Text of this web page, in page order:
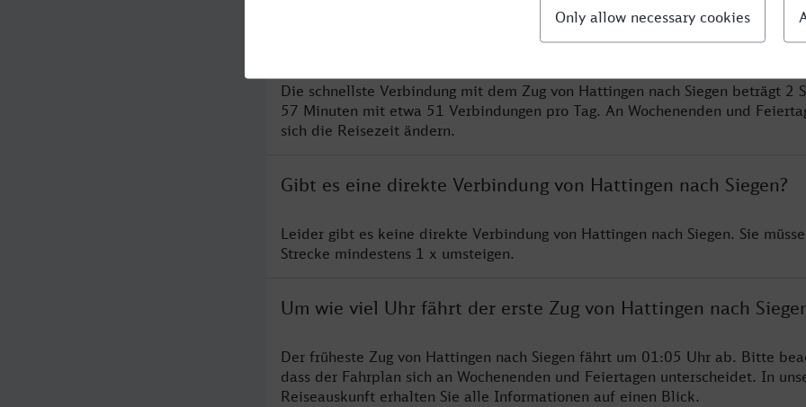
Was ist die schnellste Verbindung von Hattingen nach Siegen?
Die schnellste Verbindung mit dem Zug von Hattingen nach Siegen beträgt 2
57 Minuten mit etwa 51 Verbindungen pro Tag. An Wochenenden und
sich die Reisezeit ändern.
Gibt es eine direkte Verbindung von Hattingen nach Siegen?
Leider gibt es keine direkte Verbindung von Hattingen nach Siegen. Sie
Strecke mindestens 1 x umsteigen.
Um wie viel Uhr fährt der erste Zug von Hattingen nach
Der früheste Zug von Hattingen nach Siegen fährt um 01:05 Uhr ab. Bitte
dass der Fahrplan sich an Wochenenden und Feiertagen unterscheidet. In
Reiseauskunft erhalten Sie alle Informationen auf einen Blick.